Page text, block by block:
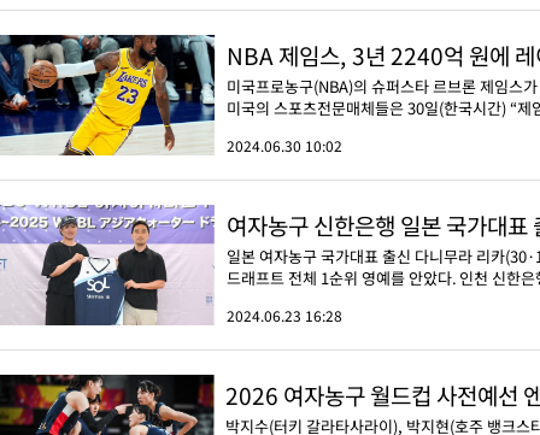
NBA 제임스, 3년 2240억 원에
미국프로농구(NBA)의 슈퍼스타 르브론 제임스
미국의 스포츠전문매체들은 30일(한국시간) “
2024.06.30 10:02
여자농구 신한은행 일본 국가대표
일본 여자농구 국가대표 출신 다니무라 리카
드래프트 전체 1순위 영예를 안았다. 인천 신한
2024.06.23 16:28
2026 여자농구 월드컵 사전예선
박지수(터키 갈라타사라이), 박지현(호주 뱅크